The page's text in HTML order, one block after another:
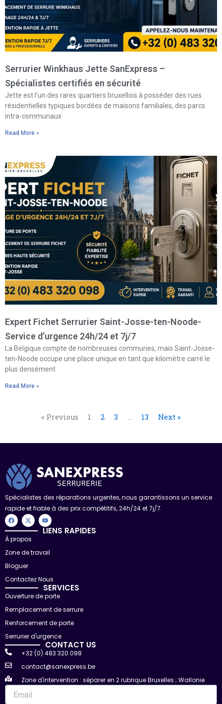
Serrurier Winkhaus Jette SanExpress –
Spécialistes certifiés en sécurité
Jette est l’un des rares quartiers bruxellois à posséder des rues
résidentielles typiques bordées de maisons familiales, des parcs
intra-communaux
Read More »
Expert Fichet Serrurier Saint-Josse-ten-Noode-
Service d’urgence 24h/24 et 7j/7
La Belgique compte de nombreuses communes, mais Saint-Josse-
ten-Noode occupe une place unique en tant que kilomètre carré le
plus densément
Read More »
« Previous 1 2 3 … 13 Next »
Spécialistes des réparations urgentes, nous garantissons un service
rapide et fiable à des prix compétitifs, 24h/24 et 7j/7.
F
a
c
b
o
X
-
t
i
t
r
Y
o
u
t
e
LIENS RAPIDES
À propos
Zone de travail
Bloguer
Contactez Nous
SERVICES
Ouverture de porte
Remplacement de serrure
Renforcement de porte
Serrurier d'urgence
CONTACT US
+32 (0) 483 320 098
contact@sanexpress.be
Zone d'intervention : séparer en 2 rubrique Bruxelles ; Wallonie